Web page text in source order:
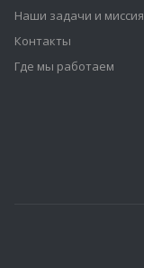
Наши задачи и миссия
Контакты
Где мы работаем